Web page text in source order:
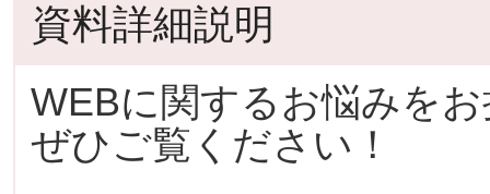
資料詳細説明
WEBに関するお悩みを
ぜひご覧ください！